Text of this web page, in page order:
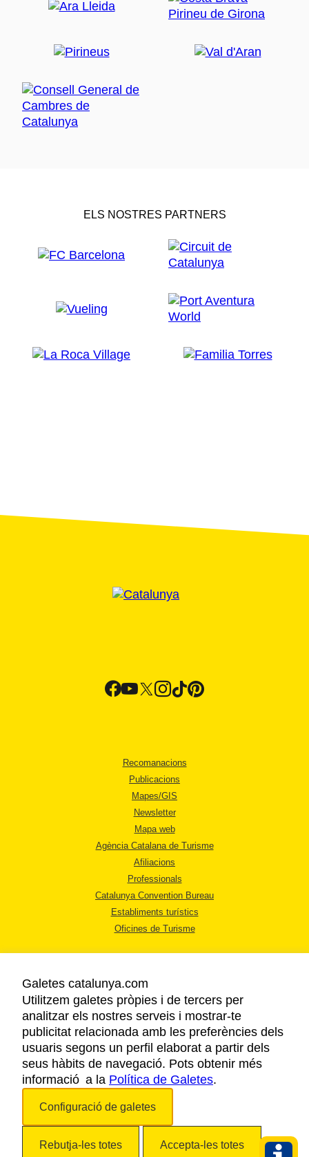
ELS NOSTRES PARTNERS
Recomanacions
Publicacions
Mapes/GIS
Newsletter
Mapa web
Agència Catalana de Turisme
Afiliacions
Professionals
Catalunya Convention Bureau
Establiments turístics
Oficines de Turisme
AVÍS LEGAL
POLÍTICA DE PRIVACITAT
COOKIES
ACCESSIBILITAT
Galetes catalunya.com
Utilitzem galetes pròpies i de tercers per
analitzar els nostres serveis i mostrar-te
publicitat relacionada amb les preferències dels
usuaris segons un perfil elaborat a partir dels
seus hàbits de navegació. Pots obtenir més
informació a la Política de Galetes.
Configuració de galetes
Rebutja-les totes Accepta-les totes